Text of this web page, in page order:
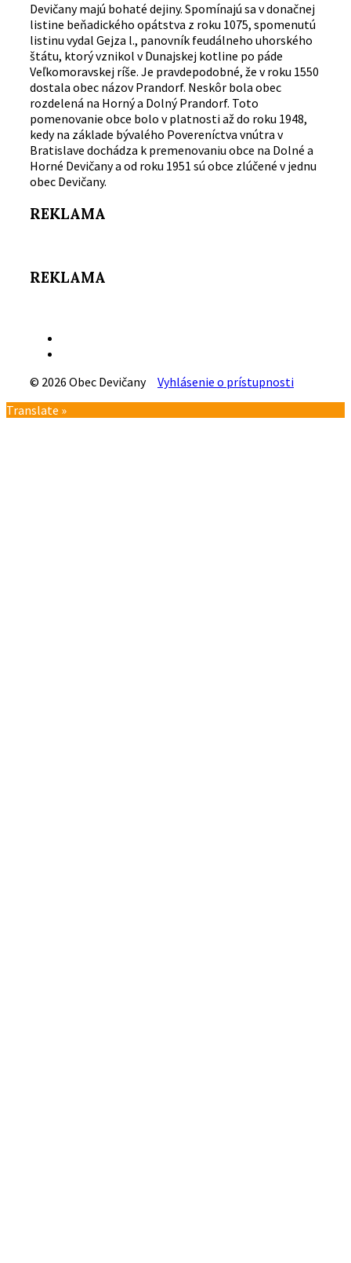
Devičany majú bohaté dejiny. Spomínajú sa v donačnej
listine beňadického opátstva z roku 1075, spomenutú
listinu vydal Gejza l., panovník feudálneho uhorského
štátu, ktorý vznikol v Dunajskej kotline po páde
Veľkomoravskej ríše. Je pravdepodobné, že v roku 1550
dostala obec názov Prandorf. Neskôr bola obec
rozdelená na Horný a Dolný Prandorf. Toto
pomenovanie obce bolo v platnosti až do roku 1948,
kedy na základe bývalého Povereníctva vnútra v
Bratislave dochádza k premenovaniu obce na Dolné a
Horné Devičany a od roku 1951 sú obce zlúčené v jednu
obec Devičany.
REKLAMA
REKLAMA
© 2026 Obec Devičany Vyhlásenie o prístupnosti
Návrat
Translate »